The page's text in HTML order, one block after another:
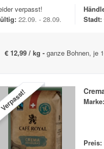
verpasst!
22.09. - 28.09.
Stadt:
€ 12,99 / kg - ganze Bohnen, je
Marke:
Preis: